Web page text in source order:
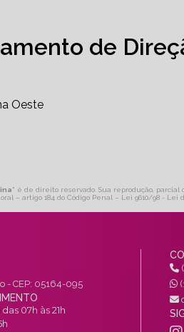
de
Oeste
" é de direito reservado. Sua reprodução, parcial
– artigo 184 do Código Penal – Lei 9610/98 - Lei
- CEP: 05164-095
07h às 21h